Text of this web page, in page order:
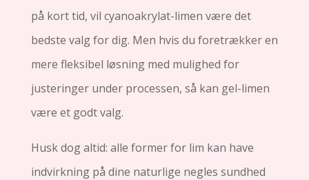
på kort tid, vil cyanoakrylat-limen være det
bedste valg for dig. Men hvis du foretrækker en
mere fleksibel løsning med mulighed for
justeringer under processen, så kan gel-limen
være et godt valg.
Husk dog altid: alle former for lim kan have
indvirkning på dine naturlige negles sundhed